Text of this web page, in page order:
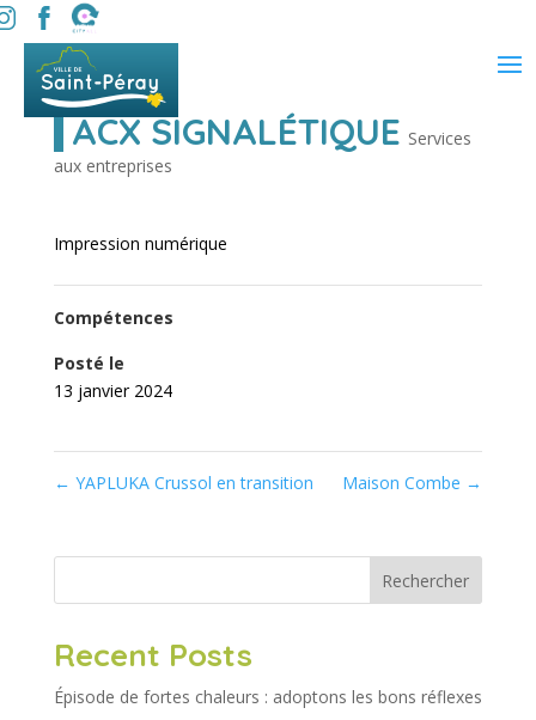
ACX SIGNALÉTIQUE Services
aux entreprises
Impression numérique
Compétences
Posté le
13 janvier 2024
← YAPLUKA Crussol en transition Maison Combe →
Rechercher
Recent Posts
Épisode de fortes chaleurs : adoptons les bons réflexes